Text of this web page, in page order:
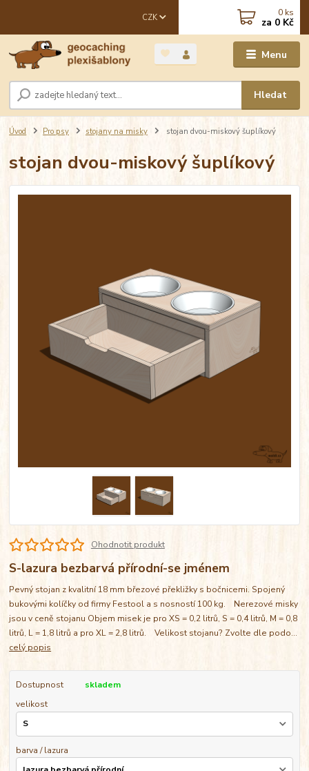
Menu
CZK
Hledat
0 ks
za 0 Kč
Úvod Pro psy stojany na misky stojan dvou-miskový šuplíkový
stojan dvou-miskový šuplíkový
Ohodnotit produkt
S-lazura bezbarvá přírodní-se jménem
Pevný stojan z kvalitní 18 mm březové překližky s bočnicemi. Spojený
bukovými kolíčky od firmy Festool a s nosností 100 kg. Nerezové misky
jsou v ceně stojanu Objem misek je pro XS = 0,2 litrů, S = 0,4 litrů, M = 0,8
litrů, L = 1,8 litrů a pro XL = 2,8 litrů. Velikost stojanu? Zvolte dle podo...
celý popis
Dostupnost
skladem
velikost
barva / lazura